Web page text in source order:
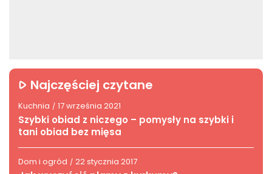
doktorantem w Szkole Doktorskiej Nauk
Społecznych oraz laureatem
stypendium ministra dla studentów w
roku akademickim 2021/2022. Staram się
udanie łączyć karierę zawodową z
naukową, dlatego wcześniej
pracowałem w takim firmach, jak
Depesza.fm, Express Lubelski,
DomySeniora.edu.pl, Przedszkola.edu.pl,
Najczęściej czytane
Kuchnia / 17 września 2021
Szybki obiad z niczego – pomysły na szybki i
tani obiad bez mięsa
Dom i ogród / 22 stycznia 2017